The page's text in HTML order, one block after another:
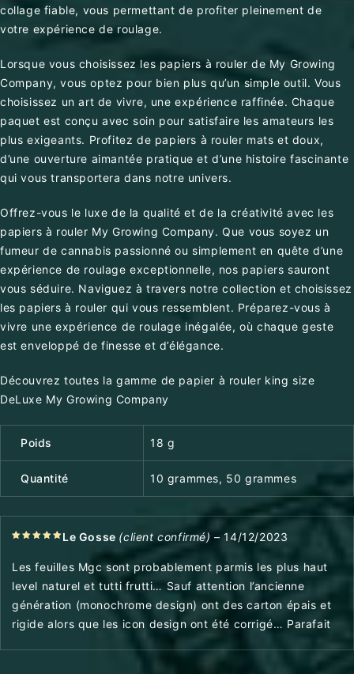
collage fiable, vous permettant de profiter pleinement de
votre expérience de roulage.
Lorsque vous choisissez les papiers à rouler de My Growing
Company, vous optez pour bien plus qu’un simple outil. Vous
choisissez un art de vivre, une expérience raffinée. Chaque
paquet est conçu avec soin pour satisfaire les amateurs les
plus exigeants. Profitez de papiers à rouler mats et doux,
d’une ouverture aimantée pratique et d’une histoire fascinante
qui vous transportera dans notre univers.
Offrez-vous le luxe de la qualité et de la créativité avec les
papiers à rouler My Growing Company. Que vous soyez un
fumeur de cannabis passionné ou simplement en quête d’une
expérience de roulage exceptionnelle, nos papiers sauront
vous séduire. Naviguez à travers notre collection et choisissez
les papiers à rouler qui vous ressemblent. Préparez-vous à
vivre une expérience de roulage inégalée, où chaque geste
est enveloppé de finesse et d’élégance.
Découvrez toutes la gamme de papier à rouler king size
DeLuxe My Growing Company
Poids 18 g
Quantité 10 grammes, 50 grammes
Le Gosse (client confirmé) – 14/12/2023
Les feuilles Mgc sont probablement parmis les plus haut
level naturel et tutti frutti… Sauf attention l’ancienne
génération (monochrome design) ont des carton épais et
rigide alors que les icon design ont été corrigé… Parafait